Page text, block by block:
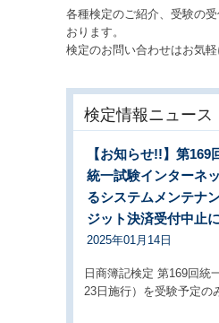
各種検定のご紹介、受験の
おります。
検定のお問い合わせはお気軽
検定情報ニュース
【お知らせ!!】第169
統一試験インターネ
るシステムメンテナ
ジット決済受付中止
2025年01月14日
日商簿記検定 第169回統
23日施行）を受験予定の